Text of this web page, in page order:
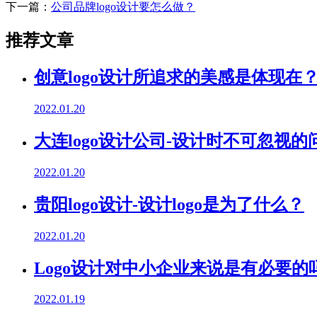
下一篇： 公司品牌logo设计要怎么做？
推荐文章
创意logo设计所追求的美感是体现在？
2022.01.20
大连logo设计公司-设计时不可忽视的
2022.01.20
贵阳logo设计-设计logo是为了什么？
2022.01.20
Logo设计对中小企业来说是有必要的
2022.01.19